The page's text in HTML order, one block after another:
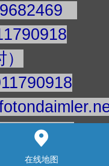
18
更清楚
在线地图